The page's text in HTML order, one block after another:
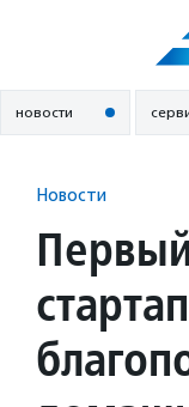
новости
Новости